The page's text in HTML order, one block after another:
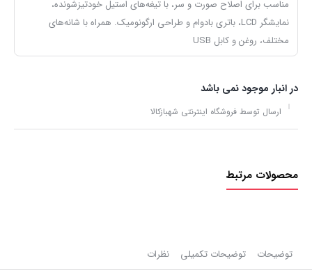
مناسب برای اصلاح صورت و سر، با تیغه‌های استیل خودتیزشونده،
نمایشگر LCD، باتری بادوام و طراحی ارگونومیک. همراه با شانه‌های
مختلف، روغن و کابل USB
در انبار موجود نمی باشد
ارسال توسط فروشگاه اینترنتی شهبازکالا
محصولات مرتبط
توضیحات توضیحات تکمیلی نظرات